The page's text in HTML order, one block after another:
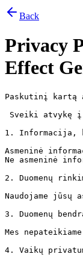
Back
Privacy
Effect
Paskutinį kartą
Sveiki atvykę į
1. Informacija,
Asmeninė
Ne asmeninė
2. Duomenų
Naudojame
3. Duomenų
Mes
4. Vaikų